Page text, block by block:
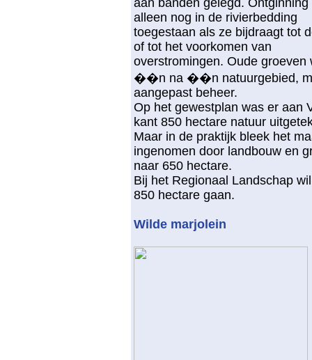
aan banden gelegd. Ontginning
alleen nog in de rivierbedding
toegestaan als ze bijdraagt tot
of tot het voorkomen van
overstromingen. Oude groeven
��n na ��n natuurgebied,
aangepast beheer.
Op het gewestplan was er aan
kant 850 hectare natuur
Maar in de praktijk bleek het
ingenomen door landbouw en
naar 650 hectare.
Bij het Regionaal Landschap
850 hectare gaan.
Wilde marjolein